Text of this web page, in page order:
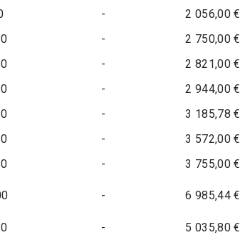
-
2 056,00 €
-
2 750,00 €
-
2 821,00 €
-
2 944,00 €
-
3 185,78 €
-
3 572,00 €
- 3 755,00 €
- 6 985,44 €
-
5 035,80 €